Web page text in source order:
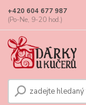
+420 604 677 987
(Po-Ne, 9-20 hod.)